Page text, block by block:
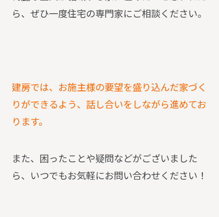
ら、ぜひ一度住宅の専門家にご相談ください。
建房では、お施主様の要望を盛り込んだ家づく
りができるよう、話し合いをしながら進めてお
ります。
また、困ったことや疑問などがございました
ら、いつでもお気軽にお問い合わせください！